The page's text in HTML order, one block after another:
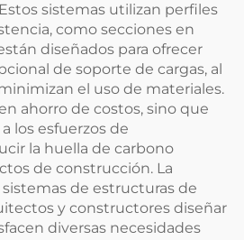
sistemas utilizan perfiles
como secciones en
diseñados para ofrecer
de soporte de cargas, al
el uso de materiales.
ahorro de costos, sino que
los esfuerzos de
la huella de carbono
de construcción. La
de estructuras de
y constructores diseñar
diversas necesidades